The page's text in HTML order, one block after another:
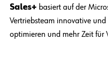
Sales+ basiert auf der
Vertriebsteam innovative
optimieren und mehr Zeit für